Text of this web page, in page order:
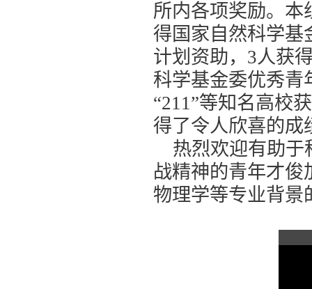
所内各项奖励。本
得国家自然科学基
计划资助，3人获
科学基金委优秀青
“211”等知名高校
得了令人欣喜的成
热烈欢迎有助于
战精神的青年才俊
物理学等专业背景